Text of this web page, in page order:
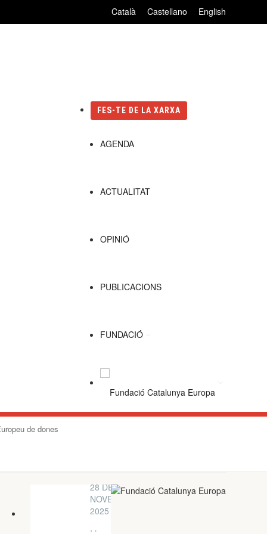
Català Castellano English
FES-TE DE LA XARXA
AGENDA
ACTUALITAT
OPINIÓ
PUBLICACIONS
FUNDACIÓ
de dones
28 DE
NOVEMBRE
2025